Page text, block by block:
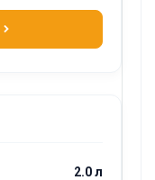
2.0 л